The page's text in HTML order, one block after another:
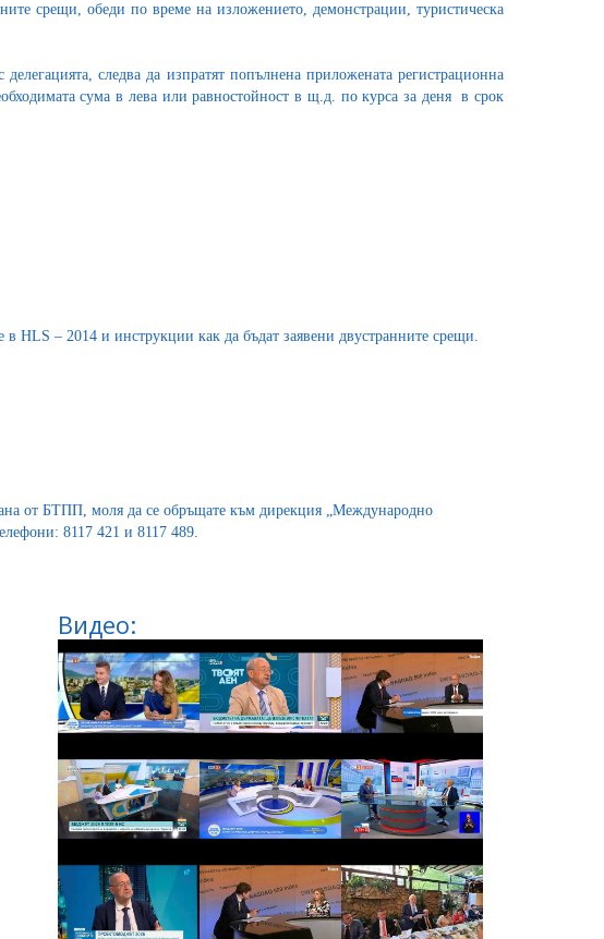
срещи, обеди по време на изложението, демонстрации, туристическа
следва да изпратят попълнена приложената регистрационна
сума в лева или равностойност в щ.д. по курса за деня в срок
HLS – 2014 и инструкции как да бъдат заявени двустранните срещи.
от БТПП, моля да се обръщате към дирекция „Международно
8117 421 и 8117 489.
Видео: